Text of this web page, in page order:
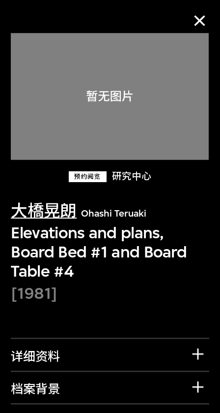
预约阅览 研究中心
大橋晃朗 Ohashi Teruaki
Elevations and plans,
Board Bed #1 and Board
Table #4
[1981]
详细资料
档案背景
关于M+藏品
探索世界顶级的二十及二十一世纪视觉
文化藏品。